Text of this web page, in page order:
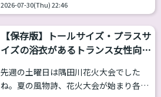
で分ける 普通の口紅 顔料でできていま
す。つまり、唇の上に色がのるだけなの
で、飲み物...
髪で隠せばいいや」と放置されがちなん
です。 はえっぱなしでちょっとワイル
ド？少年漫画に出てくるキャラのような
強い印象になって、損している人意外と
の都合カットした部分も含めて補足する
形で紹介します。 聖装新聞に眉毛のコラ
2026-07-30(Thu) 22:46
【保存版】トールサイズ・プラスサ
イズの浴衣があるトランス女性向け
先週の土曜日は隅田川花火大会でした
ね。夏の風物詩、花火大会が始まり各地